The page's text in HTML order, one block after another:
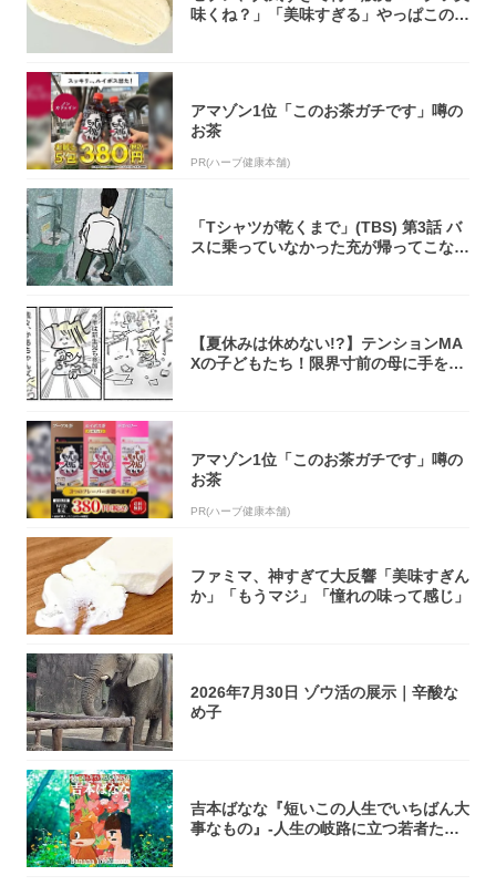
味くね？」「美味すぎる」やっぱこのク
アマゾン1位「このお茶ガチです」噂の
お茶
PR(ハーブ健康本舗)
「Tシャツが乾くまで」(TBS) 第3話 バ
スに乗っていなかった充が帰ってこな
【夏休みは休めない!?】テンションMA
Xの子どもたち！限界寸前の母に手を差
アマゾン1位「このお茶ガチです」噂の
お茶
PR(ハーブ健康本舗)
ファミマ、神すぎて大反響「美味すぎん
か」「もうマジ」「憧れの味って感じ」
2026年7月30日 ゾウ活の展示｜辛酸な
め子
吉本ばなな『短いこの人生でいちばん大
事なもの』-人生の岐路に立つ若者たち